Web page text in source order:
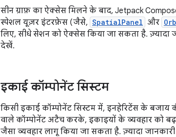
सीन ग्राफ़ का ऐक्सेस मिलने के बाद, Jetpack
स्पेशल यूज़र इंटरफ़ेस (जैसे, SpatialPanel और
लिए, सीधे सेशन को ऐक्सेस किया जा सकता है. ज़्यादा
देखें.
इकाई कॉम्पोनेंट सिस्टम
किसी इकाई कॉम्पोनेंट सिस्टम में, इनहेरिटेंस के बजाय
वाले कॉम्पोनेंट अटैच करके, इकाइयों के व्यवहार को
जैसा व्यवहार लागू किया जा सकता है. ज़्यादा